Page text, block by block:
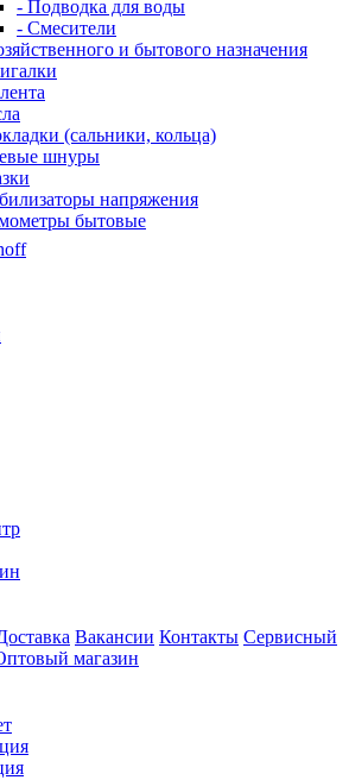
- Подводка для воды
- Смесители
и бытового назначения
(сальники, кольца)
шнуры
напряжения
бытовые
Вакансии Контакты Сервисный
магазин